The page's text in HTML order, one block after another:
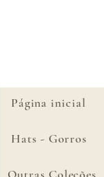
Página inicial
Hats - Gorros